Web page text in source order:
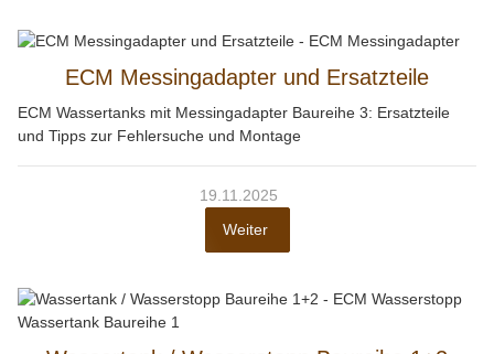
ECM Messingadapter und Ersatzteile
ECM Wassertanks mit Messingadapter Baureihe 3: Ersatzteile
und Tipps zur Fehlersuche und Montage
19.11.2025
Weiter